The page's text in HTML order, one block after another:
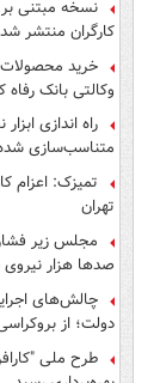
نسخه مبتنی بر
کارگران منتشر شد
خرید
وکالتی بانک رفاه
راه اندازی
متناسب‌سازی
تمیزک: اعزام
تهران
مجلس زیر
صدها هزار
چالش‌های
دولت؛ از
واسطه‌گری
طرح ملی